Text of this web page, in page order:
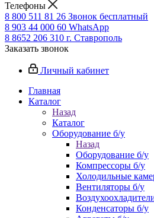
Телефоны
8 800 511 81 26 Звонок бесплатный
8 903 44 000 60 WhatsАpp
8 8652 206 310 г. Ставрополь
Заказать звонок
Личный кабинет
Главная
Каталог
Назад
Каталог
Оборудование б/у
Назад
Оборудование б/у
Компрессоры б/у
Холодильные
Вентиляторы б/у
Конденсаторы б/у